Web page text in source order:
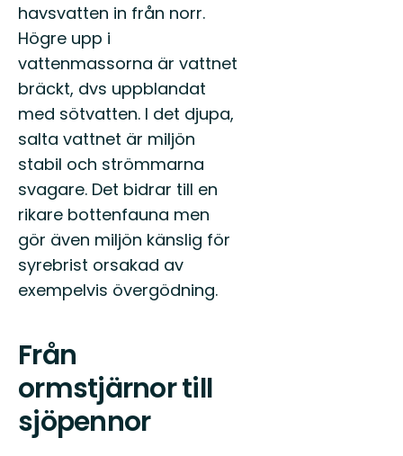
havsvatten in från norr.
Högre upp i
vattenmassorna är vattnet
bräckt, dvs uppblandat
med sötvatten. I det djupa,
salta vattnet är miljön
stabil och strömmarna
svagare. Det bidrar till en
rikare bottenfauna men
gör även miljön känslig för
syrebrist orsakad av
exempelvis övergödning.
Från
ormstjärnor till
sjöpennor